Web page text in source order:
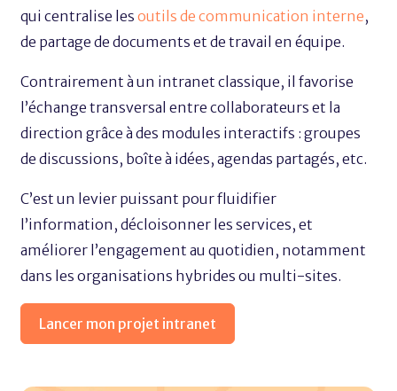
qui centralise lesoutils de communication interne,
de partage de documents et de travail en équipe.
Contrairement à un intranet classique, il favorise
l’échange transversal entre collaborateurs et la
direction grâce à des modules interactifs : groupes
de discussions, boîte à idées, agendas partagés, etc.
C’est un levier puissant pour fluidifier
l’information, décloisonner les services, et
améliorer l’engagement au quotidien, notamment
dans les organisations hybrides ou multi-sites.
Lancer mon projet intranet